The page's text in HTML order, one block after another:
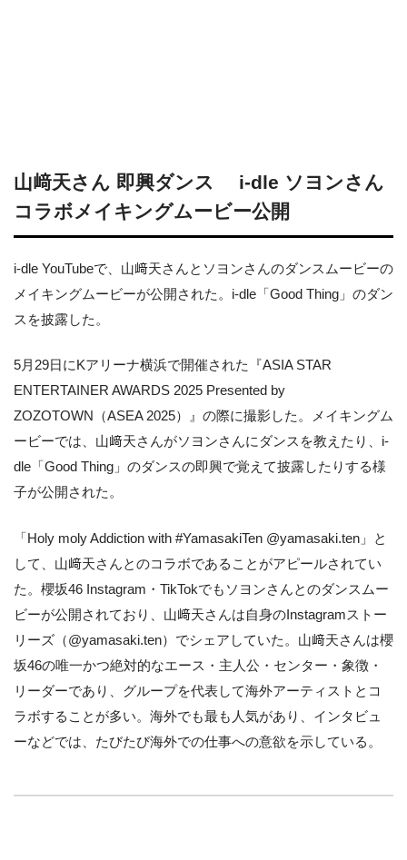
山﨑天さん 即興ダンス i-dle ソヨンさん
コラボメイキングムービー公開
i-dle YouTubeで、山﨑天さんとソヨンさんのダンスムービーの
メイキングムービーが公開された。i-dle「Good Thing」のダン
スを披露した。
5月29日にKアリーナ横浜で開催された『ASIA STAR
ENTERTAINER AWARDS 2025 Presented by
ZOZOTOWN（ASEA 2025）』の際に撮影した。メイキングム
ービーでは、山﨑天さんがソヨンさんにダンスを教えたり、i-
dle「Good Thing」のダンスの即興で覚えて披露したりする様
子が公開された。
「Holy moly Addiction with #YamasakiTen @yamasaki.ten」と
して、山﨑天さんとのコラボであることがアピールされてい
た。櫻坂46 Instagram・TikTokでもソヨンさんとのダンスムー
ビーが公開されており、山﨑天さんは自身のInstagramストー
リーズ（@yamasaki.ten）でシェアしていた。山﨑天さんは櫻
坂46の唯一かつ絶対的なエース・主人公・センター・象徴・
リーダーであり、グループを代表して海外アーティストとコ
ラボすることが多い。海外でも最も人気があり、インタビュ
ーなどでは、たびたび海外での仕事への意欲を示している。